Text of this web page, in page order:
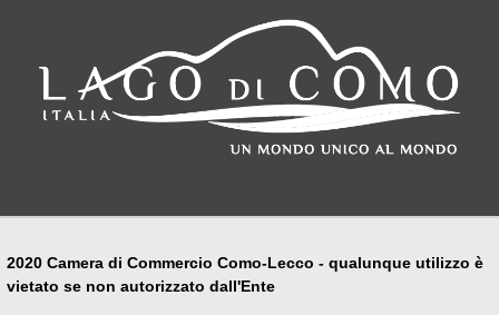
2020 Camera di Commercio Como-Lecco - qualunque utilizzo è
vietato se non autorizzato dall'Ente